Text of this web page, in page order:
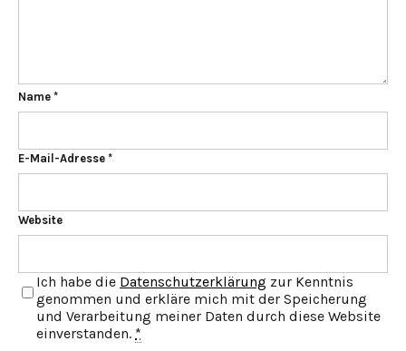
Name *
E-Mail-Adresse *
Website
Ich habe die Datenschutzerklärung zur Kenntnis
genommen und erkläre mich mit der Speicherung
und Verarbeitung meiner Daten durch diese Website
einverstanden. *